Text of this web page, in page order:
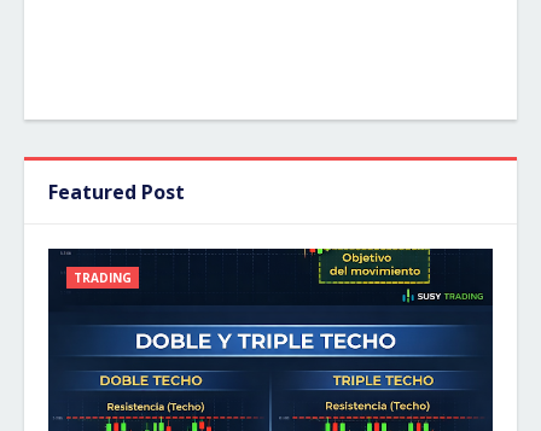
Featured Post
TRADING